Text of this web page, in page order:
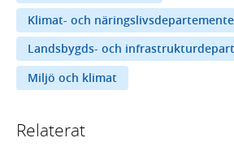
Klimat- och
Landsbygds- och
Miljö och klimat
Relaterat